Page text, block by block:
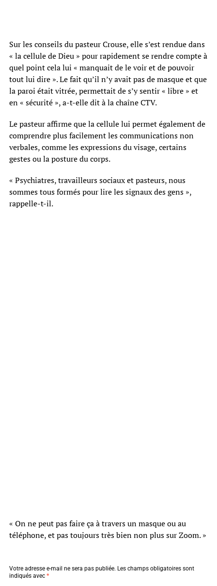
Sur les conseils du pasteur Crouse, elle s’est rendue dans
« la cellule de Dieu » pour rapidement se rendre compte à
quel point cela lui « manquait de le voir et de pouvoir
tout lui dire ». Le fait qu’il n’y avait pas de masque et que
la paroi était vitrée, permettait de s’y sentir « libre » et
en « sécurité », a-t-elle dit à la chaîne CTV.
Le pasteur affirme que la cellule lui permet également de
comprendre plus facilement les communications non
verbales, comme les expressions du visage, certains
gestes ou la posture du corps.
« Psychiatres, travailleurs sociaux et pasteurs, nous
sommes tous formés pour lire les signaux des gens »,
rappelle-t-il.
« On ne peut pas faire ça à travers un masque ou au
téléphone, et pas toujours très bien non plus sur Zoom. »
Votre adresse e-mail ne sera pas publiée. Les champs obligatoires sont
indiqués avec *